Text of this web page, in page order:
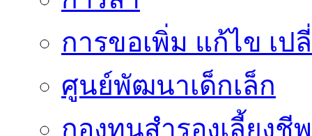
การขอเพิ่ม แก้ไข เ
ศูนย์พัฒนาเด็กเล็ก
กองทุนสำรองเลี้ยงชีพ